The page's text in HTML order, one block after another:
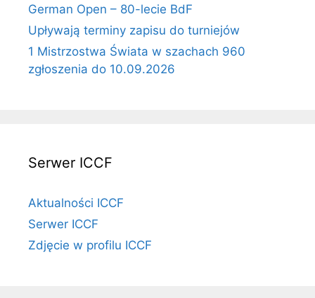
German Open – 80-lecie BdF
Upływają terminy zapisu do turniejów
1 Mistrzostwa Świata w szachach 960
zgłoszenia do 10.09.2026
Serwer ICCF
Aktualności ICCF
Serwer ICCF
Zdjęcie w profilu ICCF